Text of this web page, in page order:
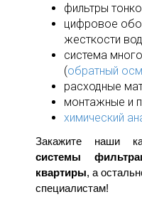
фильтры
цифровое
жесткости
система
(обратный
расходные
монтажные и
химический
Закажите наши
системы
квартиры, а
специалистам!